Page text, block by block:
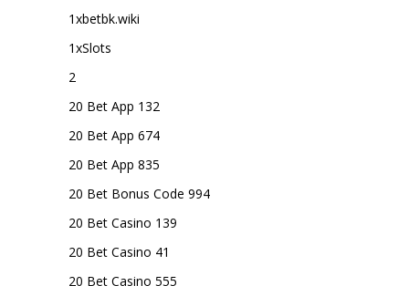
1xbetbk.wiki
1xSlots
2
20 Bet App 132
20 Bet App 674
20 Bet App 835
20 Bet Bonus Code 994
20 Bet Casino 139
20 Bet Casino 41
20 Bet Casino 555